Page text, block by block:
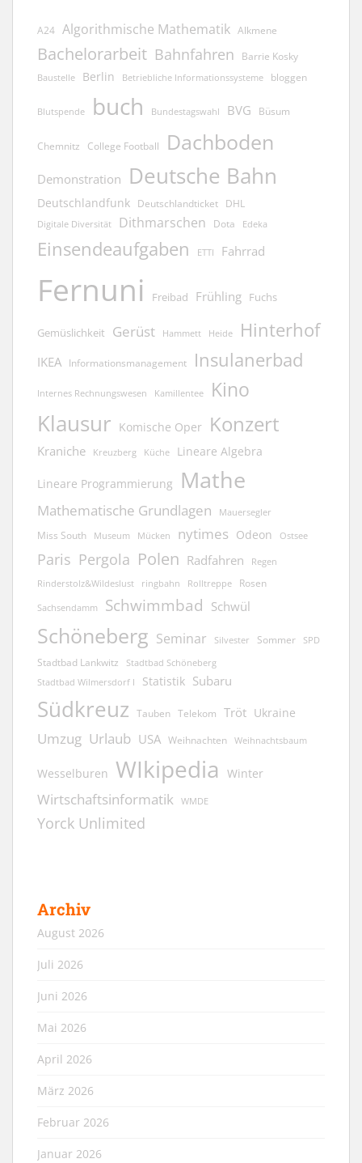
A24 Algorithmische Mathematik Alkmene
Bachelorarbeit Bahnfahren Barrie Kosky
Baustelle Berlin Betriebliche Informationssysteme bloggen
Blutspende buch Bundestagswahl BVG Büsum
Chemnitz College Football Dachboden
Demonstration Deutsche Bahn
Deutschlandfunk Deutschlandticket DHL
Digitale Diversität Dithmarschen Dota Edeka
Einsendeaufgaben ETTI Fahrrad
Fernuni Freibad Frühling Fuchs
Gemüslichkeit Gerüst Hammett Heide Hinterhof
IKEA Informationsmanagement Insulanerbad
Internes Rechnungswesen Kamillentee Kino
Klausur Komische Oper Konzert
Kraniche Kreuzberg Küche Lineare Algebra
Lineare Programmierung Mathe
Mathematische Grundlagen Mauersegler
Miss South Museum Mücken nytimes Odeon Ostsee
Paris Pergola Polen Radfahren Regen
Rinderstolz&Wildeslust ringbahn Rolltreppe Rosen
Sachsendamm Schwimmbad Schwül
Schöneberg Seminar Silvester Sommer SPD
Stadtbad Lankwitz Stadtbad Schöneberg
Stadtbad Wilmersdorf I Statistik Subaru
Südkreuz Tauben Telekom Tröt Ukraine
Umzug Urlaub USA Weihnachten Weihnachtsbaum
Wesselburen WIkipedia Winter
Wirtschaftsinformatik WMDE
Yorck Unlimited
Archiv
August 2026
Juli 2026
Juni 2026
Mai 2026
April 2026
März 2026
Februar 2026
Januar 2026